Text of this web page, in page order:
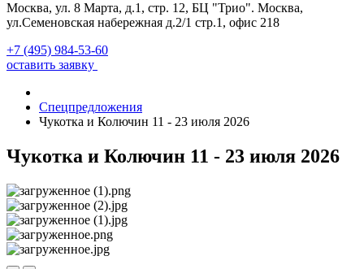
Москва, ул. 8 Марта, д.1, стр. 12, БЦ "Трио". Москва,
ул.Семеновская набережная д.2/1 стр.1, офис 218
+7 (495) 984-53-60
оставить заявку
Спецпредложения
Чукотка и Колючин 11 - 23 июля 2026
Чукотка и Колючин 11 - 23 июля 2026